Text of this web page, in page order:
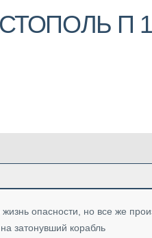
П
опасности, но все же
затонувший корабль